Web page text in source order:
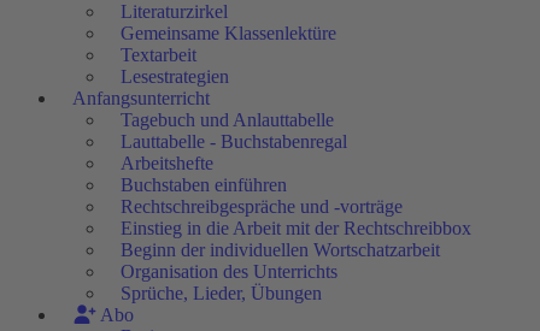
Literaturzirkel
Gemeinsame Klassenlektüre
Textarbeit
Lesestrategien
Anfangsunterricht
Tagebuch und Anlauttabelle
Lauttabelle - Buchstabenregal
Arbeitshefte
Buchstaben einführen
Rechtschreibgespräche und -vorträge
Einstieg in die Arbeit mit der Rechtschreibbox
Beginn der individuellen Wortschatzarbeit
Organisation des Unterrichts
Sprüche, Lieder, Übungen
Abo